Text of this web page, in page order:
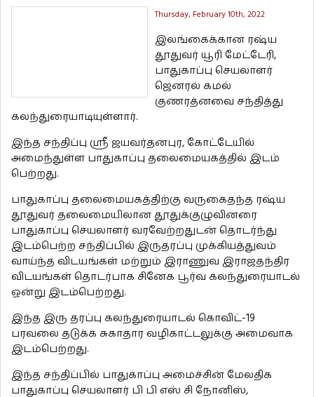
Thursday, February 10th, 2022
இலங்கைக்கான ரஷ்ய
தூதுவர் யூரி மேட்டேரி,
பாதுகாப்பு செயலாளர்
ஜெனரல் கமல்
குணரத்னவை சந்தித்து
கலந்துரையாடியுள்ளார்.
இந்த சந்திப்பு ஸ்ரீ ஜயவர்தனபுர, கோட்டேயில்
அமைந்துள்ள பாதுகாப்பு தலைமையகத்தில் இடம்
பெற்றது.
பாதுகாப்பு தலைமையகத்திற்கு வருகைதந்த ரஷ்ய
தூதுவர் தலைமையிலான தூதுக்குழுவினரை
பாதுகாப்பு செயலாளர் வரவேற்றதுடன் தொடர்ந்து
இடம்பெற்ற சந்திப்பில் இருதரப்பு முக்கியத்துவம்
வாய்ந்த விடயங்கள் மற்றும் இராணுவ இராஜதந்திர
விடயங்கள் தொடர்பாக சினேக பூர்வ கலந்துரையாடல்
ஒன்று இடம்பெற்றது.
இந்த இரு தரப்பு கலந்துரையாடல் கொவிட்-19
பரவலை தடுக்க சுகாதார வழிகாட்டலுக்கு அமைவாக
இடம்பெற்றது.
இந்த சந்திப்பில் பாதுகாப்பு அமைச்சின் மேலதிக
பாதுகாப்பு செயலாளர் பி பி எஸ் சி நோனிஸ்,